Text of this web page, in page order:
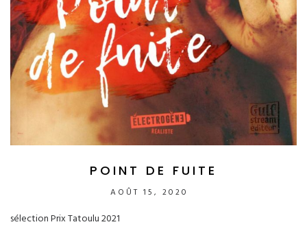
POINT DE FUITE
AOÛT 15, 2020
sélection Prix Tatoulu 2021